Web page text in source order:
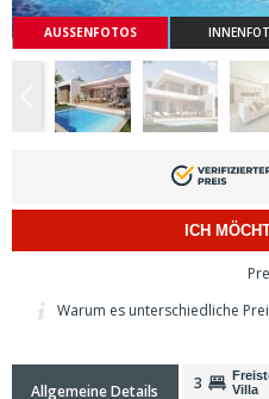
AUSSENFOTOS
ICH
Warum es unterschiedliche
Allgemeine Details 3
Villa